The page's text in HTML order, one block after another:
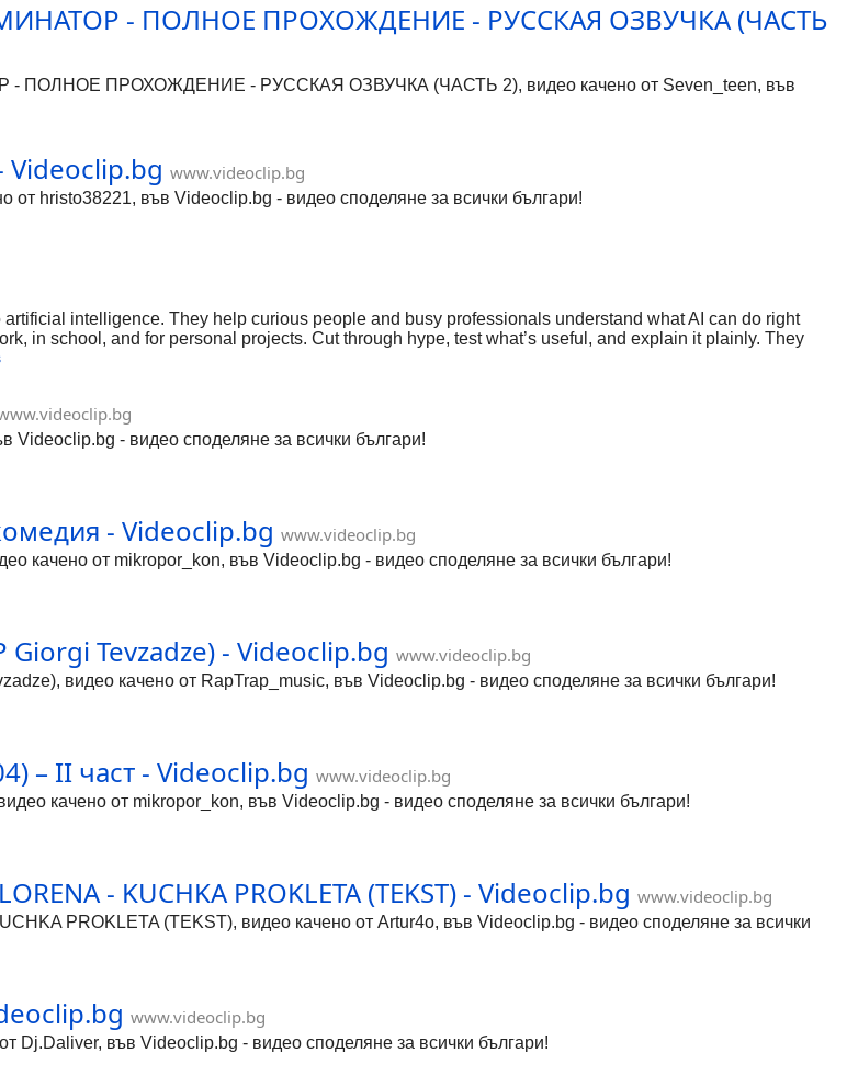
- ПОЛНОЕ ПРОХОЖДЕНИЕ - РУССКАЯ ОЗВУЧКА (ЧАСТЬ
- ПОЛНОЕ ПРОХОЖДЕНИЕ - РУССКАЯ ОЗВУЧКА (ЧАСТЬ 2), видео качено от Seven_teen, във
www.videoclip.bg
hristo38221, във Videoclip.bg - видео споделяне за всички българи!
intelligence. They help curious people and busy professionals understand what AI can do right
in school, and for personal projects. Cut through hype, test what’s useful, and explain it plainly. They
evaluations so you can apply AI with confidence – not just read about it.
Videoclip.bg - видео споделяне за всички българи!
- Videoclip.bg www.videoclip.bg
качено от mikropor_kon, във Videoclip.bg - видео споделяне за всички българи!
Tevzadze) - Videoclip.bg www.videoclip.bg
видео качено от RapTrap_music, във Videoclip.bg - видео споделяне за всички българи!
– II част - Videoclip.bg www.videoclip.bg
качено от mikropor_kon, във Videoclip.bg - видео споделяне за всички българи!
- KUCHKA PROKLETA (TEKST) - Videoclip.bg www.videoclip.bg
PROKLETA (TEKST), видео качено от Artur4o, във Videoclip.bg - видео споделяне за всички
www.videoclip.bg
Dj.Daliver, във Videoclip.bg - видео споделяне за всички българи!